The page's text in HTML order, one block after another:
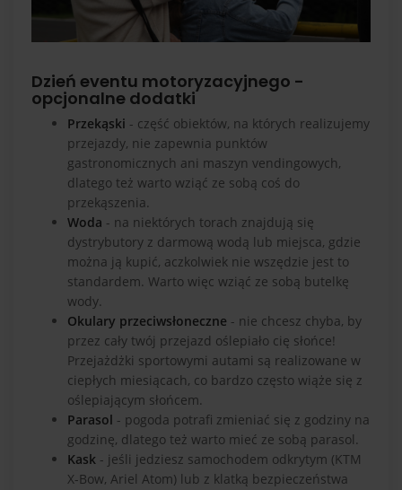
Dzień eventu motoryzacyjnego -
opcjonalne dodatki
Przekąski - część obiektów, na których realizujemy
przejazdy, nie zapewnia punktów
gastronomicznych ani maszyn vendingowych,
dlatego też warto wziąć ze sobą coś do
przekąszenia.
Woda - na niektórych torach znajdują się
dystrybutory z darmową wodą lub miejsca, gdzie
można ją kupić, aczkolwiek nie wszędzie jest to
standardem. Warto więc wziąć ze sobą butelkę
wody.
Okulary przeciwsłoneczne - nie chcesz chyba, by
przez cały twój przejazd oślepiało cię słońce!
Przejażdżki sportowymi autami są realizowane w
ciepłych miesiącach, co bardzo często wiąże się z
oślepiającym słońcem.
Parasol - pogoda potrafi zmieniać się z godziny na
godzinę, dlatego też warto mieć ze sobą parasol.
Kask - jeśli jedziesz samochodem odkrytym (KTM
X-Bow, Ariel Atom) lub z klatką bezpieczeństwa